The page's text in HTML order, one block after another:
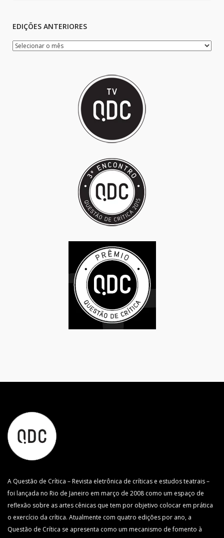
EDIÇÕES ANTERIORES
A Questão de Crítica – Revista eletrônica de críticas e estudos teatrais –
foi lançada no Rio de Janeiro em março de 2008 como um espaço de
reflexão sobre as artes cênicas que tem por objetivo colocar em prática
o exercício da crítica. Atualmente com quatro edições por ano, a
Questão de Crítica se apresenta como um mecanismo de fomento à